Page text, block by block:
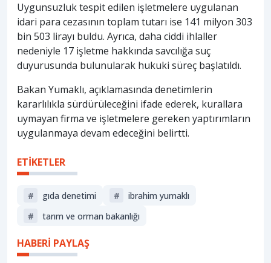
Uygunsuzluk tespit edilen işletmelere uygulanan
idari para cezasının toplam tutarı ise 141 milyon 303
bin 503 lirayı buldu. Ayrıca, daha ciddi ihlaller
nedeniyle 17 işletme hakkında savcılığa suç
duyurusunda bulunularak hukuki süreç başlatıldı.
Bakan Yumaklı, açıklamasında denetimlerin
kararlılıkla sürdürüleceğini ifade ederek, kurallara
uymayan firma ve işletmelere gereken yaptırımların
uygulanmaya devam edeceğini belirtti.
ETİKETLER
# gıda denetimi #
i̇brahim yumaklı
#
tarım ve orman bakanlığı
HABERİ PAYLAŞ